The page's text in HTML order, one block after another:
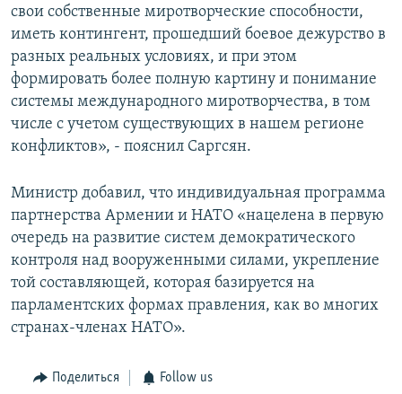
свои собственные миротворческие способности,
иметь контингент, прошедший боевое дежурство в
разных реальных условиях, и при этом
формировать более полную картину и понимание
системы международного миротворчества, в том
числе с учетом существующих в нашем регионе
конфликтов», - пояснил Саргсян.
Министр добавил, что индивидуальная программа
партнерства Армении и НАТО «нацелена в первую
очередь на развитие систем демократического
контроля над вооруженными силами, укрепление
той составляющей, которая базируется на
парламентских формах правления, как во многих
странах-членах НАТО».
Поделиться Follow us